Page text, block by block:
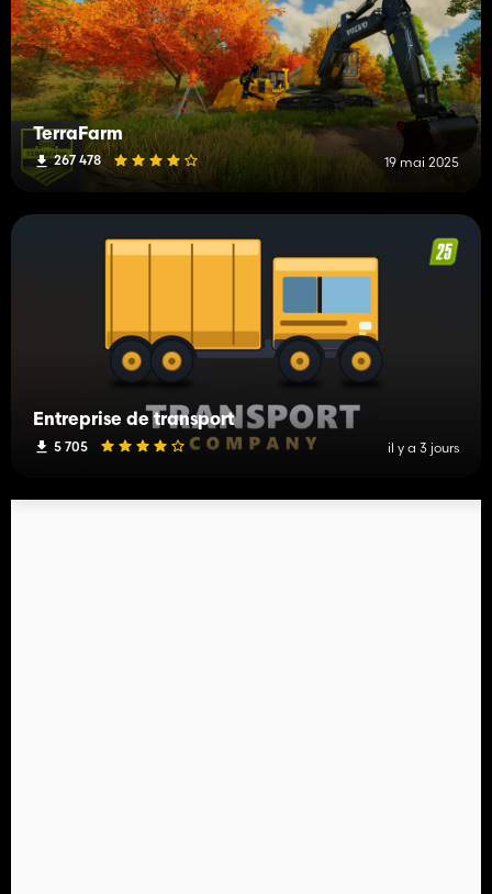
TerraFarm
267 478 19 mai 2025
Entreprise de transport
5 705 il y a 3 jours